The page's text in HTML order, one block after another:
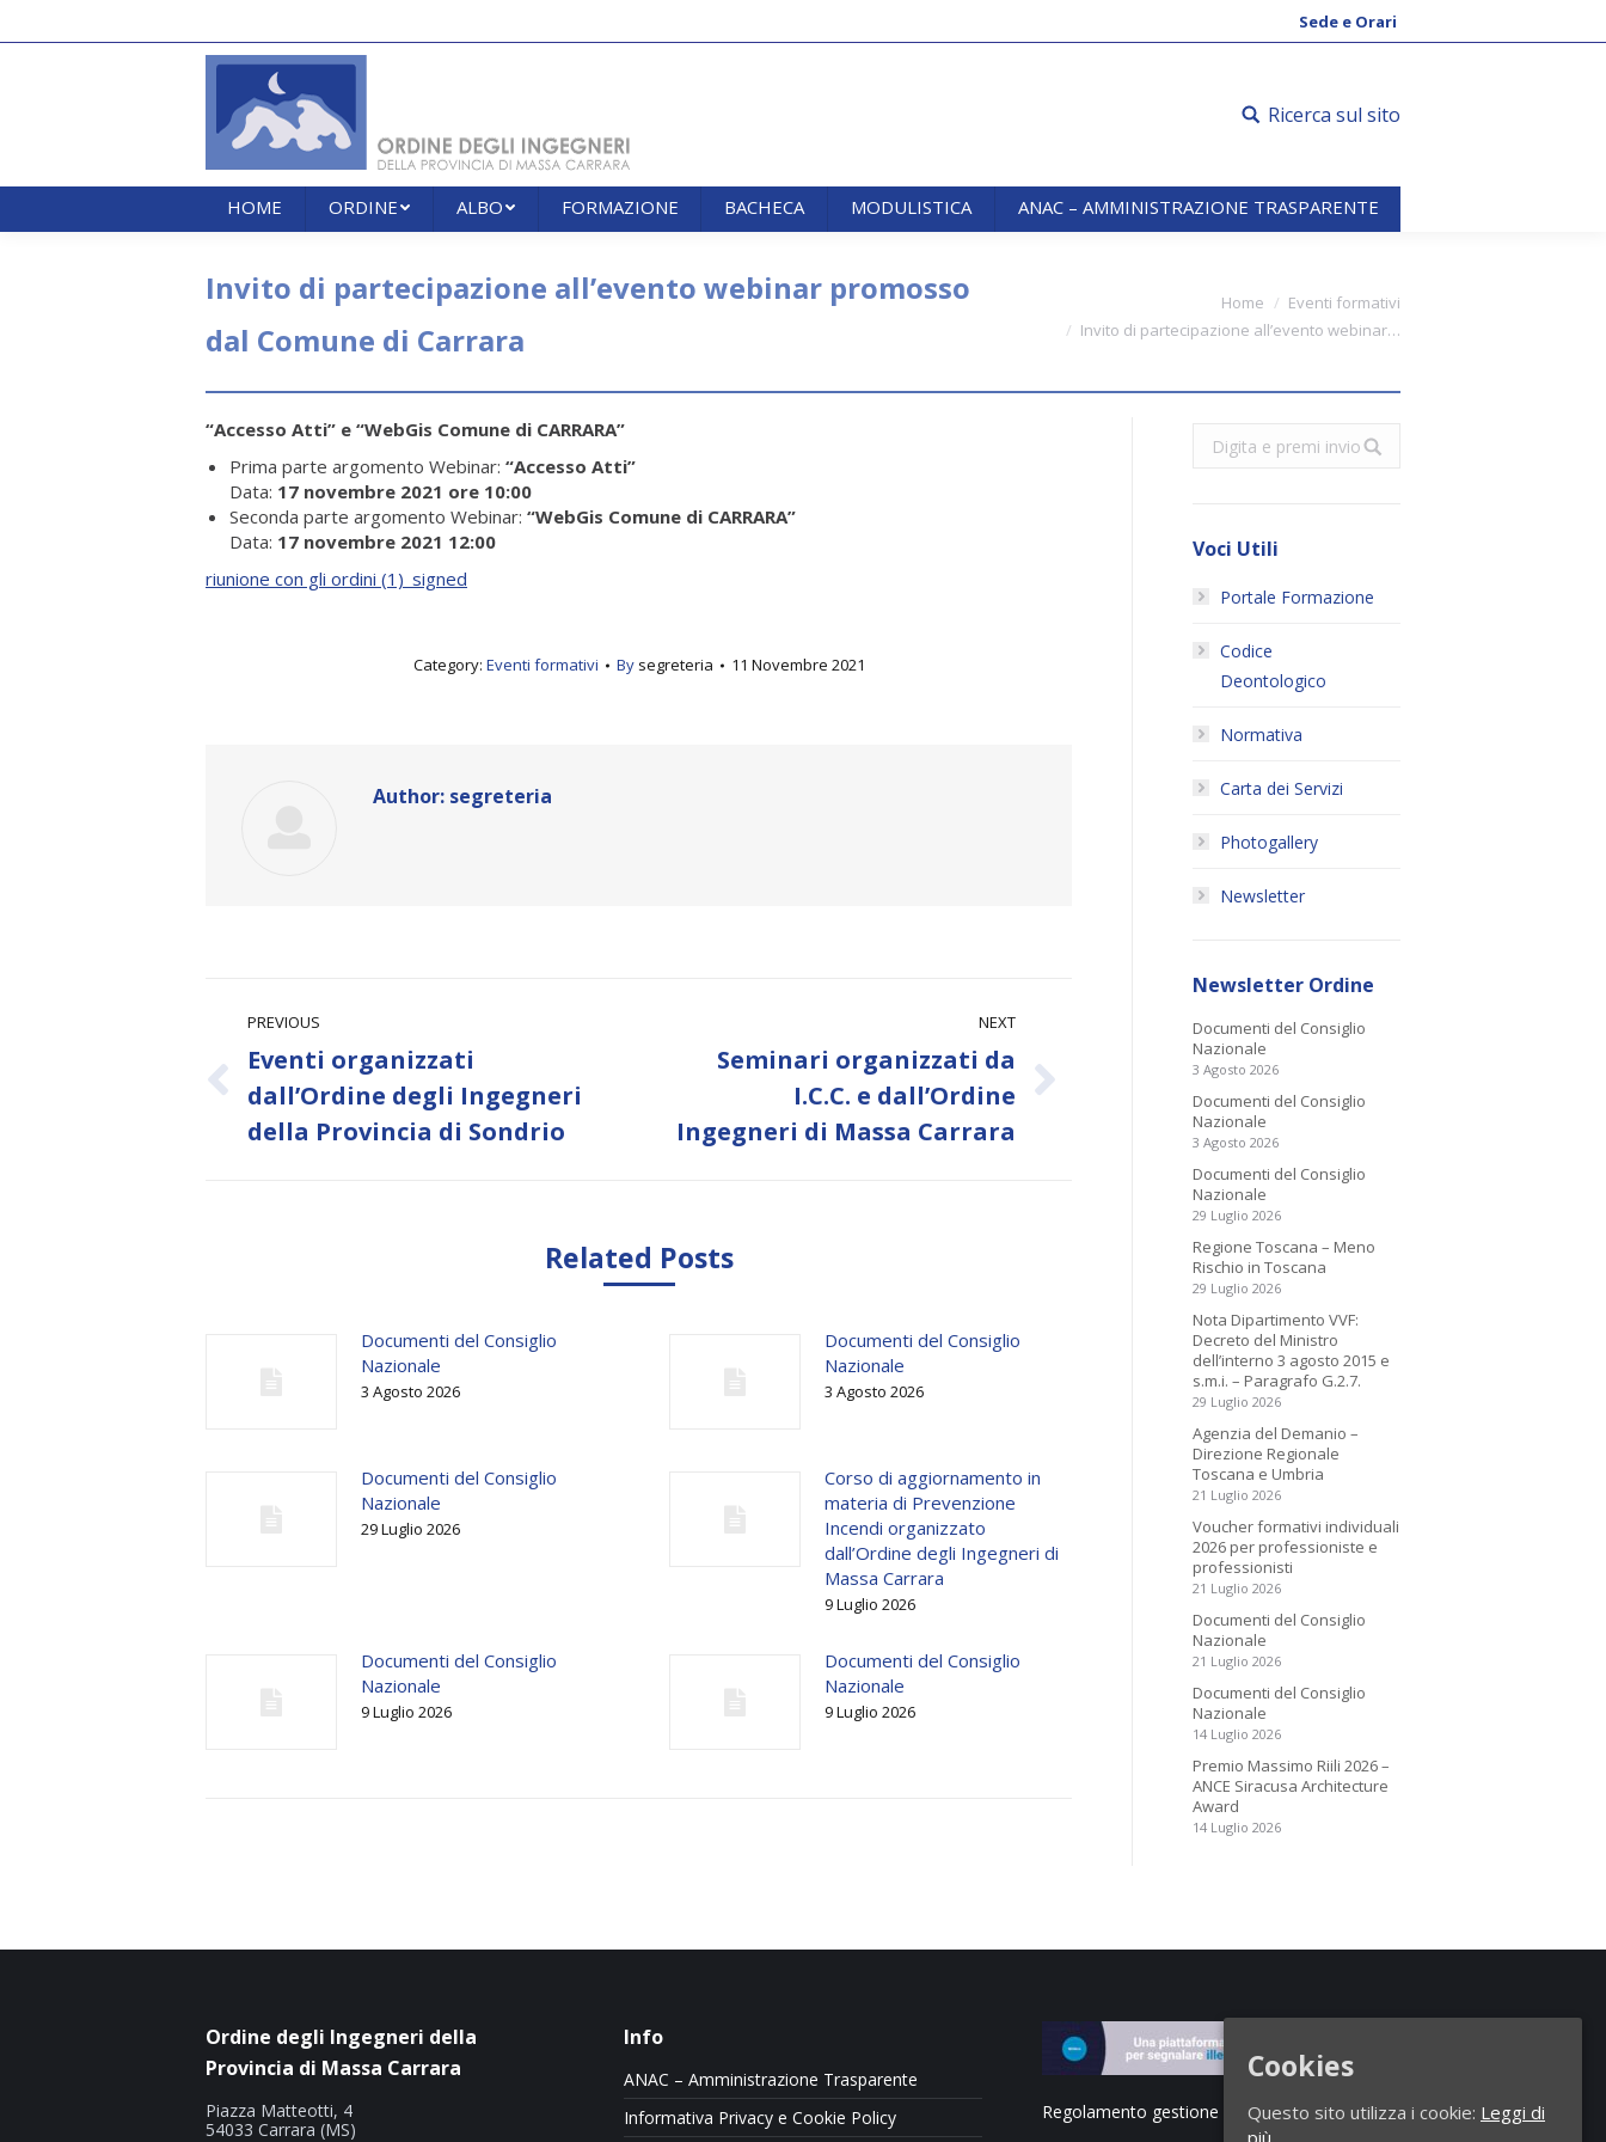
Sede e Orari
Ricerca sul sito
HOME ORDINE ALBO FORMAZIONE BACHECA MODULISTICA ANAC – AMMINISTRAZIONE TRASPARENTE
Invito di partecipazione all’evento webinar promosso
dal Comune di Carrara
Home
Eventi formativi
Invito di partecipazione all’evento webinar…
“Accesso Atti” e “WebGis Comune di CARRARA”
Prima parte argomento Webinar: “Accesso Atti”
Data: 17 novembre 2021 ore 10:00
Seconda parte argomento Webinar: “WebGis Comune di CARRARA”
Data: 17 novembre 2021 12:00
riunione con gli ordini (1)_signed
Category: Eventi formativi By segreteria 11 Novembre 2021
Author: segreteria
navigation
PREVIOUS
Previous
Eventi organizzati
dall’Ordine degli Ingegneri
della Provincia di Sondrio
NEXT
Seminari organizzati da
I.C.C. e dall’Ordine
Ingegneri di Massa Carrara
Related Posts
Documenti del Consiglio
Nazionale
3 Agosto 2026
Documenti del Consiglio
Nazionale
3 Agosto 2026
Documenti del Consiglio
Nazionale
29 Luglio 2026
Corso di aggiornamento in
materia di Prevenzione
Incendi organizzato
dall’Ordine degli Ingegneri di
Massa Carrara
9 Luglio 2026
Documenti del Consiglio
Nazionale
9 Luglio 2026
Documenti del Consiglio
Nazionale
9 Luglio 2026
Search:
Voci Utili
Portale Formazione
Codice
Deontologico
Normativa
Carta dei Servizi
Photogallery
Newsletter
Newsletter Ordine
Documenti del Consiglio
Nazionale
3 Agosto 2026
Documenti del Consiglio
Nazionale
3 Agosto 2026
Documenti del Consiglio
Nazionale
29 Luglio 2026
Regione Toscana – Meno
Rischio in Toscana
29 Luglio 2026
Nota Dipartimento VVF:
Decreto del Ministro
dell’interno 3 agosto 2015 e
s.m.i. – Paragrafo G.2.7.
29 Luglio 2026
Agenzia del Demanio –
Direzione Regionale
Toscana e Umbria
21 Luglio 2026
Voucher formativi individuali
2026 per professioniste e
professionisti
21 Luglio 2026
Documenti del Consiglio
Nazionale
21 Luglio 2026
Documenti del Consiglio
Nazionale
14 Luglio 2026
Premio Massimo Riili 2026 –
ANCE Siracusa Architecture
Award
14 Luglio 2026
Ordine degli Ingegneri della
Provincia di Massa Carrara
Piazza Matteotti, 4
54033 Carrara (MS)
Info
ANAC – Amministrazione Trasparente
Informativa Privacy e Cookie Policy
Regolamento gestione segnalazioni di illeciti
Cookies
Questo sito utilizza i cookie: Leggi di
ANAC – AMMINISTRAZIONE TRASPARENTE